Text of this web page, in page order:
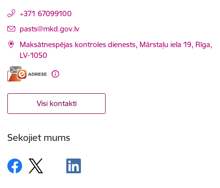
+371 67099100
E-pasts:
pasts@mkd.gov.lv
Maksātnespējas kontroles dienests, Mārstaļu iela 19, Rīga,
LV-1050
Visi kontakti
Sekojiet mums